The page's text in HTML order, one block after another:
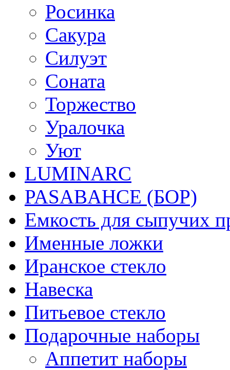
Росинка
Сакура
Силуэт
Соната
Торжество
Уралочка
Уют
LUMINARC
PASABAHCE (БОР)
Емкость для сыпучих
Именные ложки
Иранское стекло
Навеска
Питьевое стекло
Подарочные наборы
Аппетит наборы